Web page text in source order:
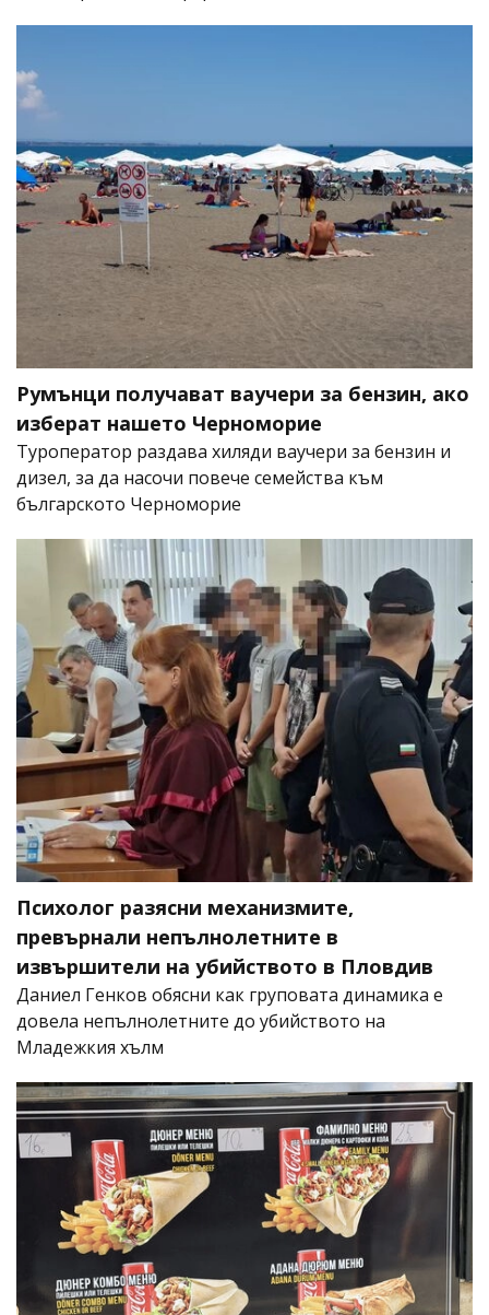
Румънци получават ваучери за бензин, ако
изберат нашето Черноморие
Туроператор раздава хиляди ваучери за бензин и
дизел, за да насочи повече семейства към
българското Черноморие
Психолог разясни механизмите,
превърнали непълнолетните в
извършители на убийството в Пловдив
Даниел Генков обясни как груповата динамика е
довела непълнолетните до убийството на
Младежкия хълм